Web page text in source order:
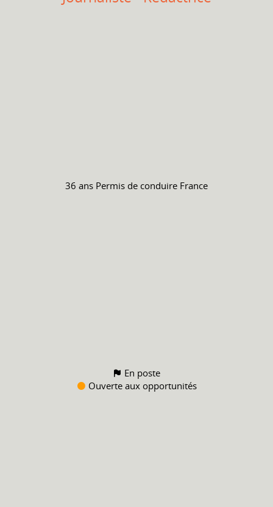
36 ans Permis de conduire France
En poste
Ouverte aux opportunités